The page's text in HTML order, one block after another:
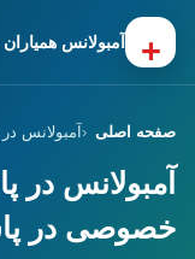
+ آمبولانس
صفحه اصلی آمبولانس
آمبولانس در
خصوصی در